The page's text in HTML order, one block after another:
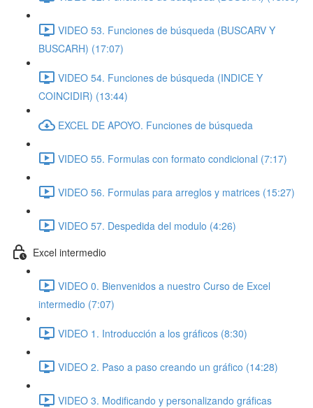
VIDEO 53. Funciones de búsqueda (BUSCARV Y
BUSCARH) (17:07)
VIDEO 54. Funciones de búsqueda (INDICE Y
COINCIDIR) (13:44)
EXCEL DE APOYO. Funciones de búsqueda
VIDEO 55. Formulas con formato condicional (7:17)
VIDEO 56. Formulas para arreglos y matrices (15:27)
VIDEO 57. Despedida del modulo (4:26)
Excel intermedio
VIDEO 0. Bienvenidos a nuestro Curso de Excel
intermedio (7:07)
VIDEO 1. Introducción a los gráficos (8:30)
VIDEO 2. Paso a paso creando un gráfico (14:28)
VIDEO 3. Modificando y personalizando gráficas